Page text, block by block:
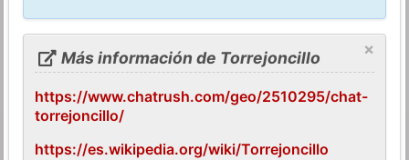
×
Más información de Torrejoncillo
https://www.chatrush.com/geo/2510295/chat-
torrejoncillo/
https://es.wikipedia.org/wiki/Torrejoncillo